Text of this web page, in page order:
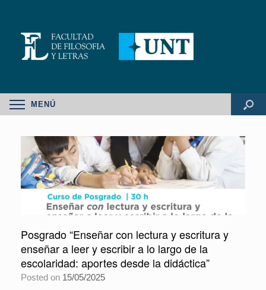
MENÚ
Posgrado “Enseñar con lectura y escritura y
enseñar a leer y escribir a lo largo de la
escolaridad: aportes desde la didáctica”
Posted on 15/05/2025